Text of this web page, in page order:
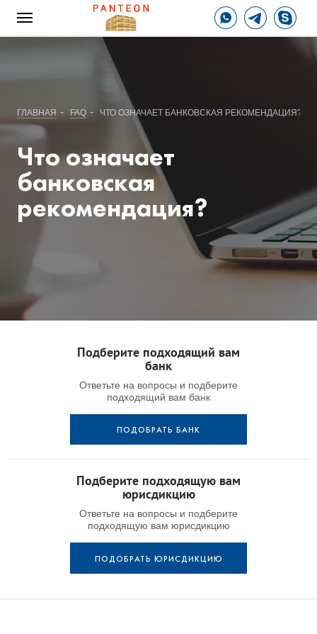
ГЛАВНАЯ - FAQ - ЧТО ОЗНАЧАЕТ БАНКОВСКАЯ РЕКОМЕНДАЦИЯ?
Что означает
банковская
рекомендация?
Подберите подходящий вам
банк
Ответьте на вопросы и подберите
подходящий вам банк
ПОДОБРАТЬ БАНК
Подберите подходящую вам
юрисдикцию
Ответьте на вопросы и подберите
подходящую вам юрисдикцию
ПОДОБРАТЬ ЮРИСДИКЦИЮ